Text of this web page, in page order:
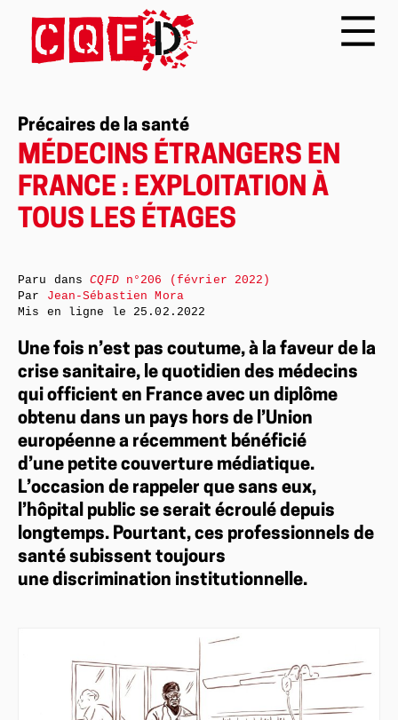
Précaires de la santé
MÉDECINS ÉTRANGERS EN
FRANCE : EXPLOITATION À
TOUS LES ÉTAGES
Une fois n’est pas coutume, à la faveur de la
crise sanitaire, le quotidien des médecins
qui officient en France avec un diplôme
obtenu dans un pays hors de l’Union
européenne a récemment bénéficié
d’une petite couverture médiatique.
L’occasion de rappeler que sans eux,
l’hôpital public se serait écroulé depuis
longtemps. Pourtant, ces professionnels de
santé subissent toujours
une discrimination institutionnelle.
Paru dansCQFDn°206 (février 2022)
Par Jean-Sébastien Mora
Mis en ligne le 25.02.2022